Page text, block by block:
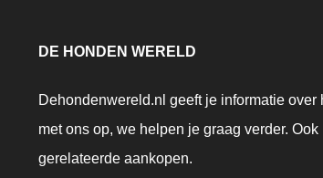
DE HONDEN WERELD
Dehondenwereld.nl geeft je informatie
met ons op, we helpen je graag verder.
gerelateerde aankopen.